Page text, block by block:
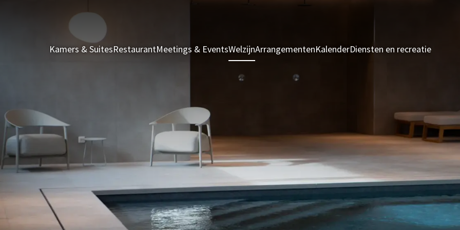
Kamers & SuitesRestaurantMeetings & EventsWelzijnArrangementenKalenderDiensten en recreatie